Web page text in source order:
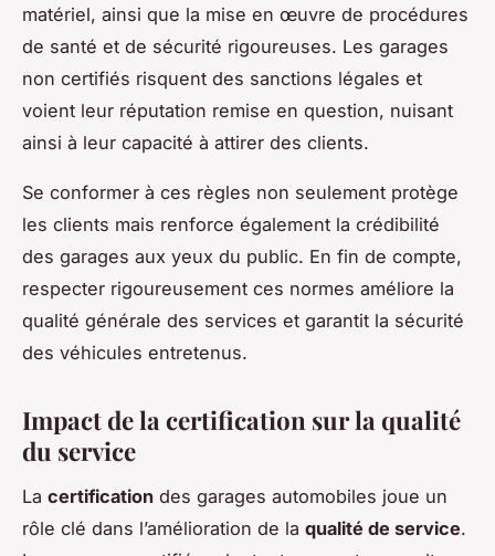
matériel, ainsi que la mise en œuvre de procédures
de santé et de sécurité rigoureuses. Les garages
non certifiés risquent des sanctions légales et
voient leur réputation remise en question, nuisant
ainsi à leur capacité à attirer des clients.
Se conformer à ces règles non seulement protège
les clients mais renforce également la crédibilité
des garages aux yeux du public. En fin de compte,
respecter rigoureusement ces normes améliore la
qualité générale des services et garantit la sécurité
des véhicules entretenus.
Impact de la certification sur la qualité
du service
La certification des garages automobiles joue un
rôle clé dans l’amélioration de la qualité de service.